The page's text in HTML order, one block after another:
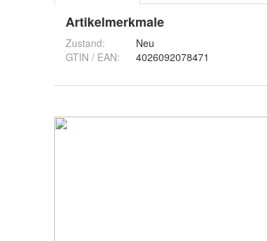
Artikelmerkmale
Zustand:
Neu
GTIN / EAN:
4026092078471